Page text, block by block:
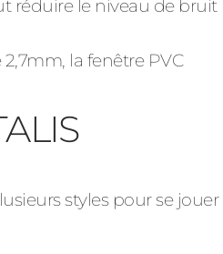
réduire le niveau de bruit
la fenêtre PVC
styles pour se jouer